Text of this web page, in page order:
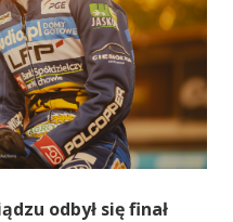
odbył się finał